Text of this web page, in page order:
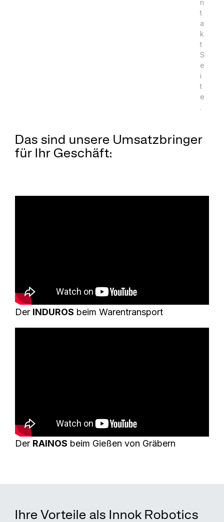
n
t
a
k
t
S
e
i
t
e
.
Das sind unsere Umsatzbringer
für Ihr Geschäft:
Der INDUROS beim Warentransport
Der RAINOS beim Gießen von Gräbern
Ihre Vorteile als Innok Robotics